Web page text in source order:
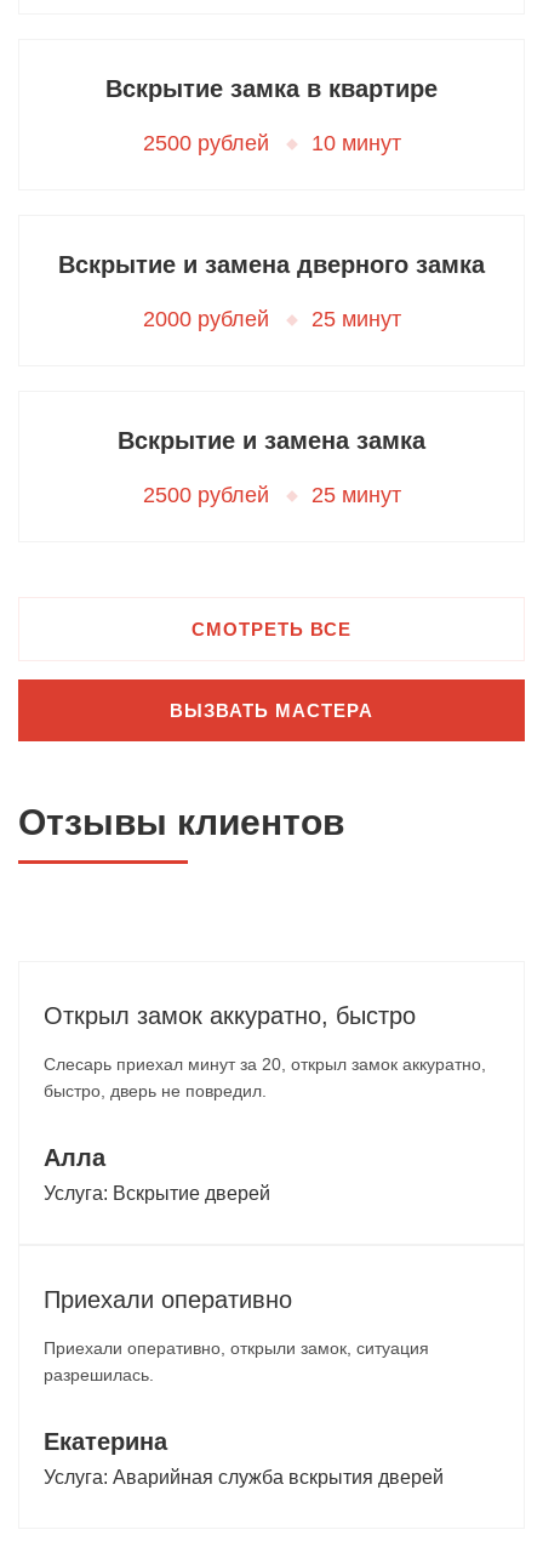
Вскрытие замка в квартире
2500 рублей 10 минут
Вскрытие и замена дверного замка
2000 рублей 25 минут
Вскрытие и замена замка
2500 рублей 25 минут
СМОТРЕТЬ ВСЕ
ВЫЗВАТЬ МАСТЕРА
Отзывы клиентов
Открыл замок аккуратно, быстро
Слесарь приехал минут за 20, открыл замок аккуратно,
быстро, дверь не повредил.
Алла
Услуга: Вскрытие дверей
Приехали оперативно
Приехали оперативно, открыли замок, ситуация
разрешилась.
Екатерина
Услуга: Аварийная служба вскрытия дверей